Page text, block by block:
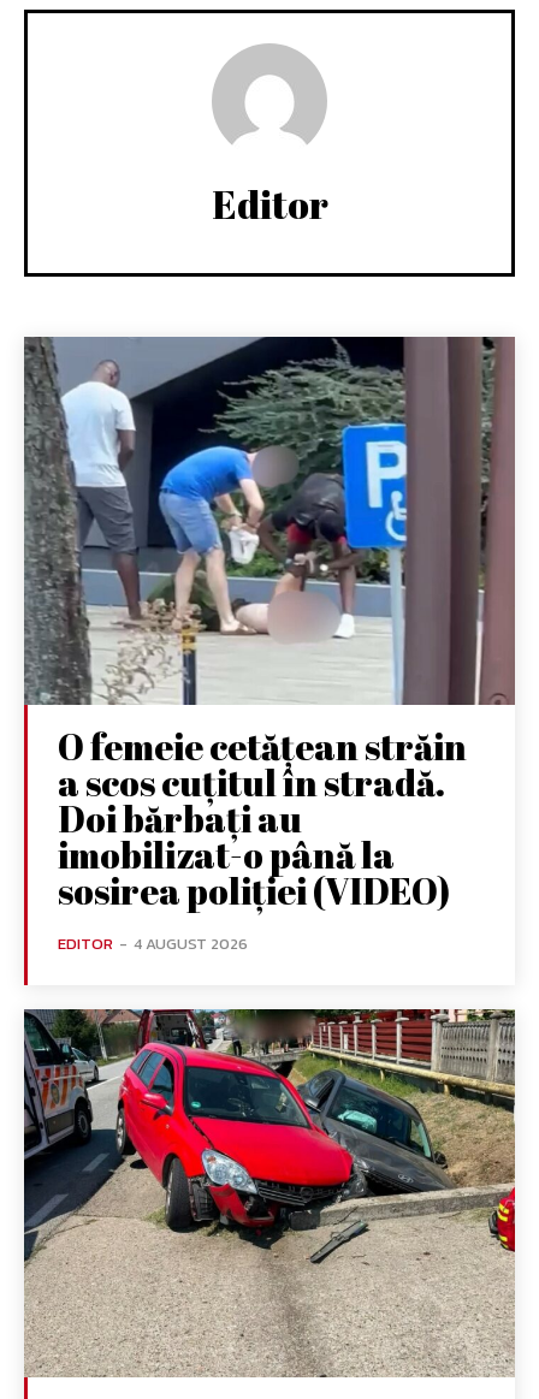
Editor
O femeie cetățean străin
a scos cuțitul în stradă.
Doi bărbați au
imobilizat-o până la
sosirea poliției (VIDEO)
EDITOR - 4 AUGUST 2026